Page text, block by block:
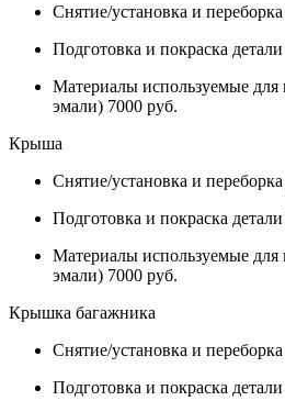
Снятие/установка и
Подготовка и покраска
Материалы используемые
эмали) 7000 руб.
Крыша
Снятие/установка и
Подготовка и покраска
Материалы используемые
эмали) 7000 руб.
Крышка багажника
Снятие/установка и
Подготовка и покраска